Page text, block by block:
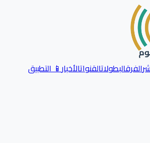
الفرقالبطولاتالقنواتالأخبار📱 التطبيق